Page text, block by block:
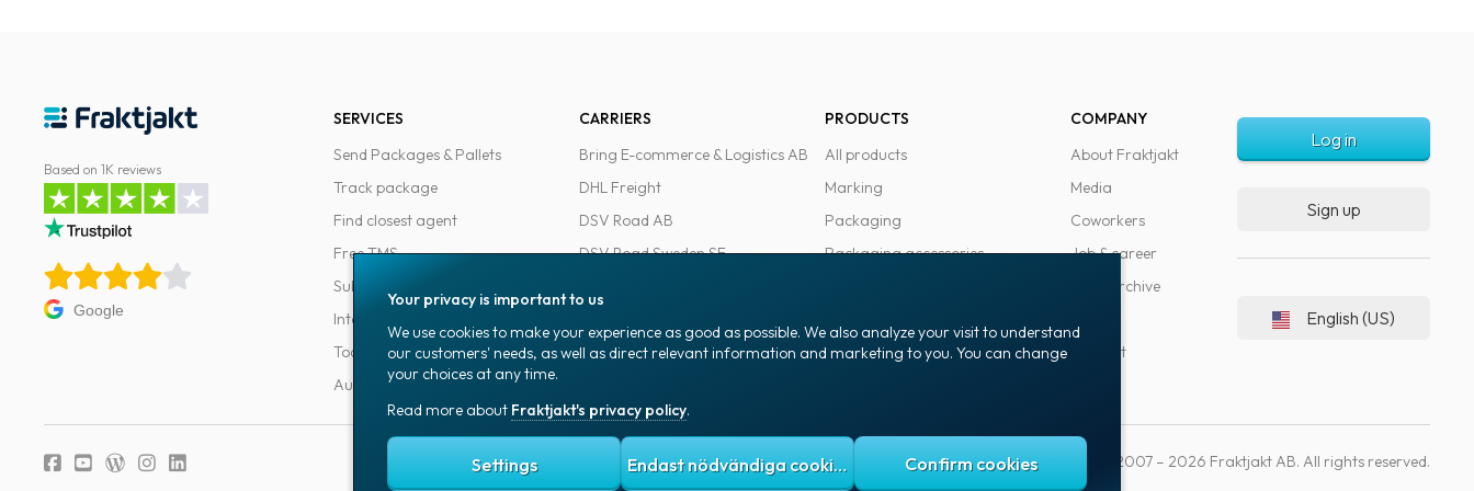
Based on 1K reviews
Google
SERVICES
Send Packages & Pallets
Track package
Find closest agent
Free TMS
Subscriptions
Integrations
Tools for developers
Automations
CARRIERS
Bring E-commerce & Logistics AB
DHL Freight
DSV Road AB
DSV Road Sweden SE
PostNord Sverige AB
PRODUCTS
All products
Marking
Packaging
Packaging accessories
COMPANY
About Fraktjakt
Media
Coworkers
Job & career
News archive
Support
Log in
Sign up
English (US)
Fraktjakt's privacy policy Terms and conditions Cookies Copyright © 2007 – 2026 Fraktjakt AB. All rights reserved.
Your privacy is important to us
We use cookies to make your experience as good as possible. We also analyze your visit to understand
our customers' needs, as well as direct relevant information and marketing to you. You can change
your choices at any time.
Read more about Fraktjakt's privacy policy.
Settings Endast nödvändiga cookies